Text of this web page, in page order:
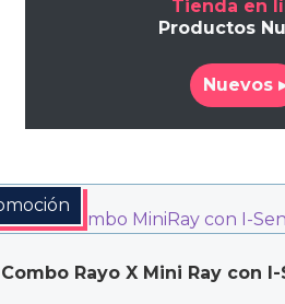
Tienda en
Productos
Nuevos
Combo Rayo X Mini